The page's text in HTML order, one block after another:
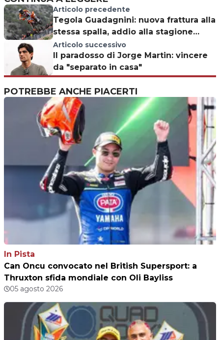
Articolo precedente
Tegola Guadagnini: nuova frattura alla
stessa spalla, addio alla stagione
MXGP 2026?
Articolo successivo
Il paradosso di Jorge Martin: vincere
da "separato in casa"
POTREBBE ANCHE PIACERTI
In Pista
Can Oncu convocato nel British Supersport: a
Thruxton sfida mondiale con Oli Bayliss
05 agosto 2026